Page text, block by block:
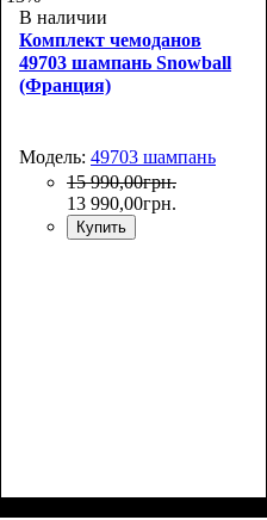
В наличии
Комплект чемоданов
49703 шампань Snowball
(Франция)
Модель: 49703 шампань
15 990,00грн.
13 990,00грн.
Купить